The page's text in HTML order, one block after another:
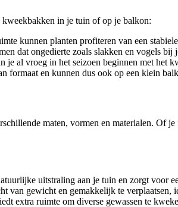
in je tuin of op je balkon:
kunnen planten profiteren van een
dat ongedierte zoals slakken en vogels bij
je al vroeg in het seizoen beginnen met het
formaat en kunnen dus ook op een klein
maten, vormen en materialen.
uitstraling aan je tuin en zorgt voor
van gewicht en gemakkelijk te verplaatsen,
extra ruimte om diverse gewassen te